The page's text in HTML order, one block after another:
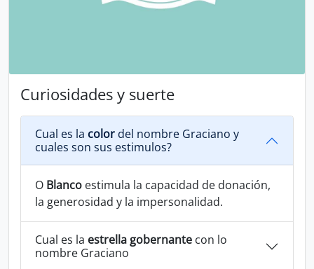
Curiosidades y suerte
Cual es la color del nombre Graciano y
cuales son sus estimulos?
O Blanco estimula la capacidad de donación,
la generosidad y la impersonalidad.
Cual es la estrella gobernante con lo
nombre Graciano